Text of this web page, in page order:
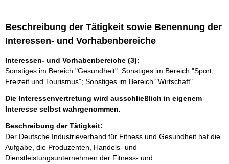
Beschreibung der Tätigkeit sowie Benennung der
Interessen- und Vorhabenbereiche
Interessen- und Vorhabenbereiche (3):
Sonstiges im Bereich "Gesundheit"; Sonstiges im Bereich "Sport,
Freizeit und Tourismus"; Sonstiges im Bereich "Wirtschaft"
Die Interessenvertretung wird ausschließlich in eigenem
Interesse selbst wahrgenommen.
Beschreibung der Tätigkeit:
Der Deutsche Industrieverband für Fitness und Gesundheit hat die
Aufgabe, die Produzenten, Handels- und
Dienstleistungsunternehmen der Fitness- und